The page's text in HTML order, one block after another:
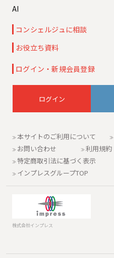
AI
コンシェルジュに相談
お役立ち資料
ログイン・新規会員登録
本サイトのご利用について
お問い合わせ
利用規約
特定商取引法に基づく表示
インプレスグループTOP
株式会社インプレス